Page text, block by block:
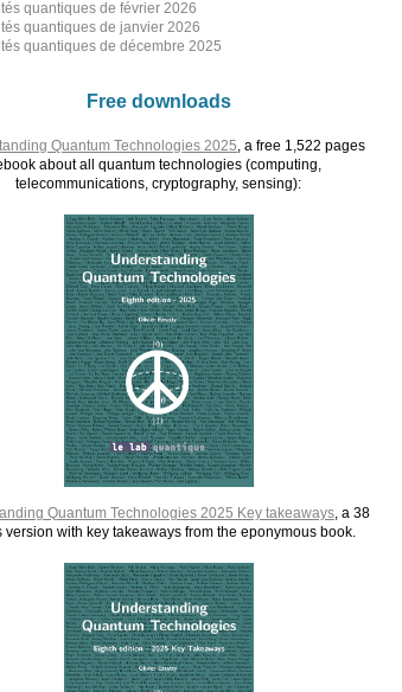
quantiques de février 2026
quantiques de janvier 2026
quantiques de décembre 2025
Free downloads
Quantum Technologies 2025 , a free 1,522 pages
about all quantum technologies (computing,
telecommunications, cryptography, sensing):
Quantum Technologies 2025 Key takeaways, a 38
version with key takeaways from the eponymous book.